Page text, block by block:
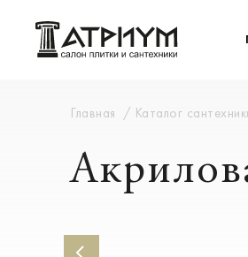
Главная Каталог